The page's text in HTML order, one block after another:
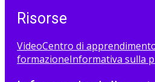
Risorse
VideoCentro di
formazioneInformativa sulla